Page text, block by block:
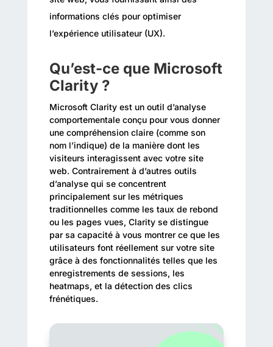
informations clés pour optimiser
l’expérience utilisateur (UX).
Qu’est-ce que Microsoft
Clarity ?
Microsoft Clarity est un outil d’analyse
comportementale conçu pour vous donner
une compréhension claire (comme son
nom l’indique) de la manière dont les
visiteurs interagissent avec votre site
web. Contrairement à d’autres outils
d’analyse qui se concentrent
principalement sur les métriques
traditionnelles comme les taux de rebond
ou les pages vues, Clarity se distingue
par sa capacité à vous montrer ce que les
utilisateurs font réellement sur votre site
grâce à des fonctionnalités telles que les
enregistrements de sessions, les
heatmaps, et la détection des clics
frénétiques.